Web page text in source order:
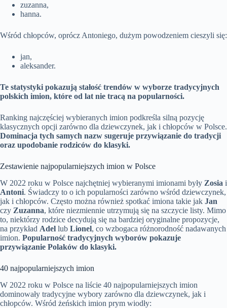
zuzanna,
hanna.
Wśród chłopców, oprócz Antoniego, dużym powodzeniem cieszyli się:
jan,
aleksander.
Te statystyki pokazują stałość trendów w wyborze tradycyjnych
polskich imion, które od lat nie tracą na popularności.
Ranking najczęściej wybieranych imion podkreśla silną pozycję
klasycznych opcji zarówno dla dziewczynek, jak i chłopców w Polsce.
Dominacja tych samych nazw sugeruje przywiązanie do tradycji
oraz upodobanie rodziców do klasyki.
Zestawienie najpopularniejszych imion w Polsce
W 2022 roku w Polsce najchętniej wybieranymi imionami były Zosia i
Antoni. Świadczy to o ich popularności zarówno wśród dziewczynek,
jak i chłopców. Często można również spotkać imiona takie jak Jan
czy Zuzanna, które niezmiennie utrzymują się na szczycie listy. Mimo
to, niektórzy rodzice decydują się na bardziej oryginalne propozycje,
na przykład Adel lub Lionel, co wzbogaca różnorodność nadawanych
imion. Popularność tradycyjnych wyborów pokazuje
przywiązanie Polaków do klasyki.
40 najpopularniejszych imion
W 2022 roku w Polsce na liście 40 najpopularniejszych imion
dominowały tradycyjne wybory zarówno dla dziewczynek, jak i
chłopców. Wśród żeńskich imion prym wiodły: